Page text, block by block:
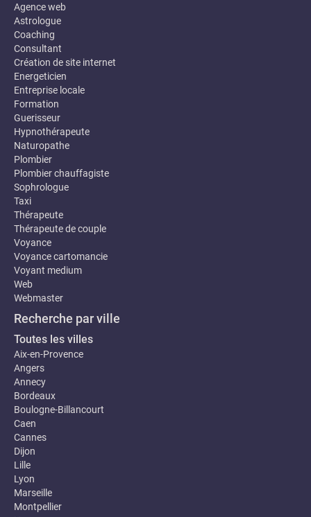
Agence web
Astrologue
Coaching
Consultant
Création de site internet
Energeticien
Entreprise locale
Formation
Guerisseur
Hypnothérapeute
Naturopathe
Plombier
Plombier chauffagiste
Sophrologue
Taxi
Thérapeute
Thérapeute de couple
Voyance
Voyance cartomancie
Voyant medium
Web
Webmaster
Recherche par ville
Toutes les villes
Aix-en-Provence
Angers
Annecy
Bordeaux
Boulogne-Billancourt
Caen
Cannes
Dijon
Lille
Lyon
Marseille
Montpellier